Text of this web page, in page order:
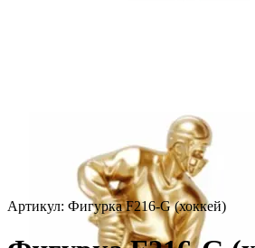
Артикул: Фигурка F216-G (хоккей)